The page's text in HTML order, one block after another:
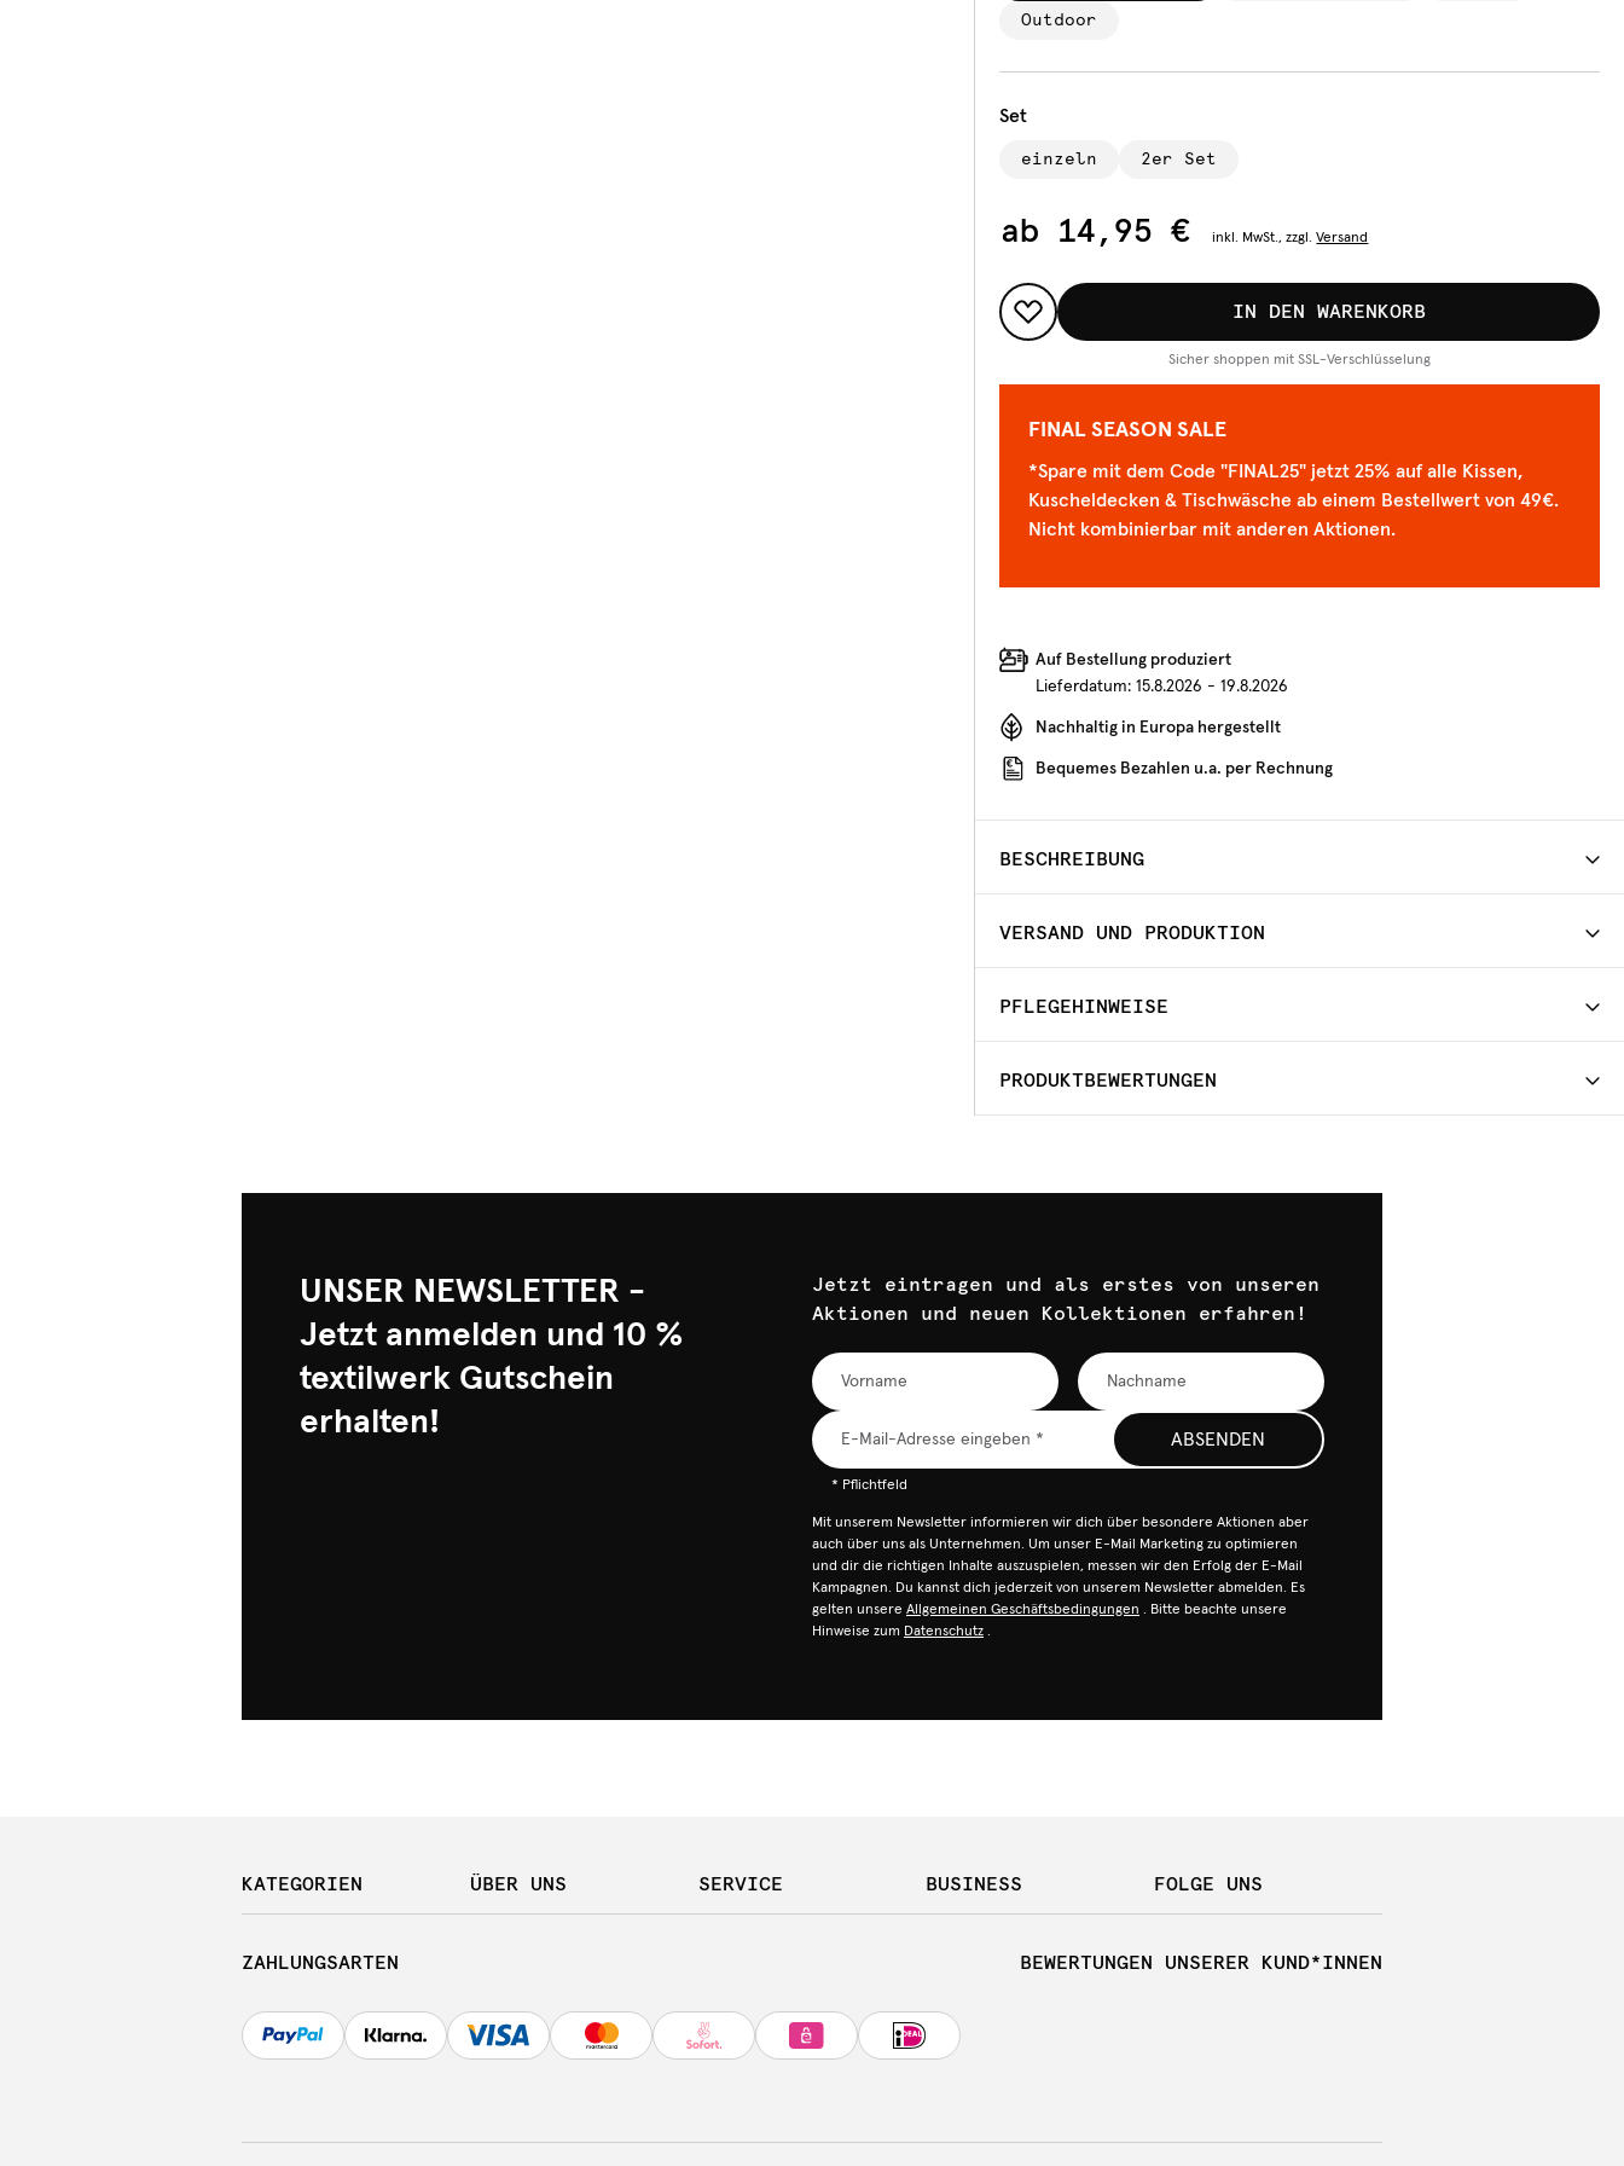
Outdoor
Set
einzeln 2er Set
ab 14,95 € inkl. MwSt., zzgl. Versand
IN DEN WARENKORB
Sicher shoppen mit SSL-Verschlüsselung
FINAL SEASON SALE
*Spare mit dem Code "FINAL25" jetzt 25% auf alle Kissen,
Kuscheldecken & Tischwäsche ab einem Bestellwert von 49€.
Nicht kombinierbar mit anderen Aktionen.
Auf Bestellung produziert
Lieferdatum: 15.8.2026 - 19.8.2026
Nachhaltig in Europa hergestellt
Bequemes Bezahlen u.a. per Rechnung
BESCHREIBUNG
VERSAND UND PRODUKTION
PFLEGEHINWEISE
PRODUKTBEWERTUNGEN
UNSER NEWSLETTER -
Jetzt anmelden und 10 %
textilwerk Gutschein
erhalten!
Jetzt eintragen und als erstes von unseren
Aktionen und neuen Kollektionen erfahren!
ABSENDEN
* Pflichtfeld
Mit unserem Newsletter informieren wir dich über besondere Aktionen aber
auch über uns als Unternehmen. Um unser E-Mail Marketing zu optimieren
und dir die richtigen Inhalte auszuspielen, messen wir den Erfolg der E-Mail
Kampagnen. Du kannst dich jederzeit von unserem Newsletter abmelden. Es
gelten unsere Allgemeinen Geschäftsbedingungen . Bitte beachte unsere
Hinweise zum Datenschutz .
KATEGORIEN ÜBER UNS SERVICE BUSINESS FOLGE UNS
ZAHLUNGSARTEN BEWERTUNGEN UNSERER KUND*INNEN